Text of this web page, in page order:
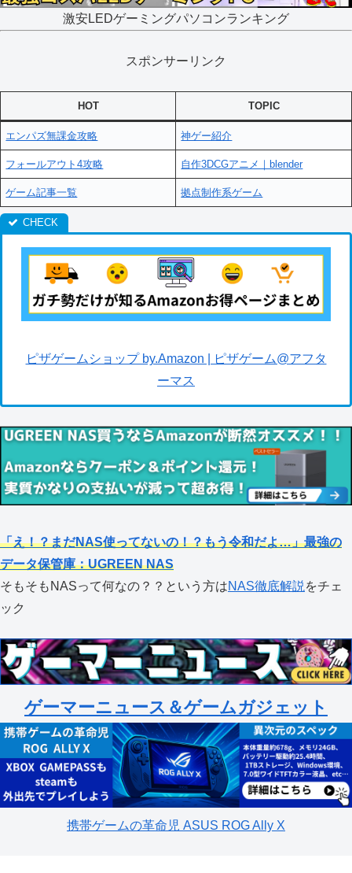
激安LEDゲーミングパソコンランキング
スポンサーリンク
HOT TOPIC
エンパズ無課金攻略 神ゲー紹介
フォールアウト4攻略 自作3DCGアニメ｜blender
ゲーム記事一覧 拠点制作系ゲーム
ピザゲームショップ by.Amazon | ピザゲーム@アフタ
ーマス
「え！？まだNAS使ってないの！？もう令和だよ…」最強の
データ保管庫：UGREEN NAS
そもそもNASって何なの？？という方はNAS徹底解説をチェ
ック
ゲーマーニュース＆ゲームガジェット
携帯ゲームの革命児 ASUS ROG Ally X